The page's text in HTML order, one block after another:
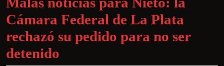
Cámara Federal de La Plata
rechazó su pedido para no ser
detenido